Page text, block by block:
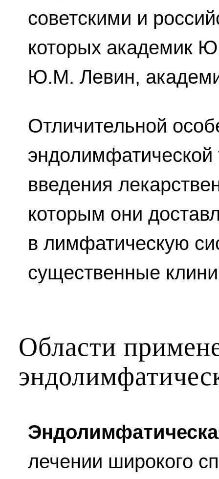
советскими и
которых академик
Ю.М. Левин,
Отличительной
эндолимфатической
введения
которым они
в лимфатическую
существенные
Области
лечении широкого